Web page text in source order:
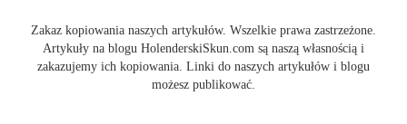
Zakaz kopiowania naszych artykułów. Wszelkie prawa zastrzeżone.
Artykuły na blogu HolenderskiSkun.com są naszą własnością i
zakazujemy ich kopiowania. Linki do naszych artykułów i blogu
możesz publikować.